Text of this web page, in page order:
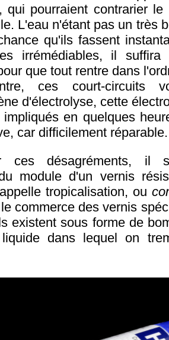
qui pourraient contrarier le
L'eau n'étant pas un très
qu'ils fassent
irrémédiables, il
que tout rentre dans
ces court-circuits
d'électrolyse, cette
impliqués en quelques
car difficilement réparable.
ces désagréments, il
module d'un vernis
tropicalisation, ou
commerce des vernis
existent sous forme de
dans lequel on